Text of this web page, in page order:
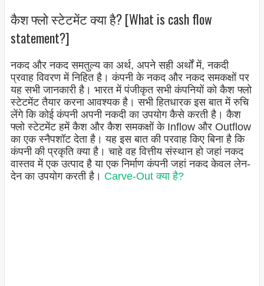
कैश फ्लो स्टेटमेंट क्या है? [What is cash flow
statement?]
नकद और नकद समतुल्य का अर्थ, अपने सही अर्थों में, नकदी
प्रवाह विवरण में निहित है। कंपनी के नकद और नकद समकक्षों पर
यह सभी जानकारी है। भारत में पंजीकृत सभी कंपनियों को कैश फ्लो
स्टेटमेंट तैयार करना आवश्यक है। सभी हितधारक इस बात में रुचि
लेंगे कि कोई कंपनी अपनी नकदी का उपयोग कैसे करती है। कैश
फ्लो स्टेटमेंट हमें कैश और कैश समकक्षों के Inflow और Outflow
का एक स्नैपशॉट देता है। यह इस बात की परवाह किए बिना है कि
कंपनी की प्रकृति क्या है। चाहे वह वित्तीय संस्थान हो जहां नकद
वास्तव में एक उत्पाद है या एक निर्माण कंपनी जहां नकद केवल लेन-
देन का उपयोग करती है। Carve-Out क्या है?